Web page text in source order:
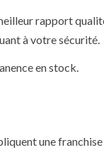
rapport
à votre sécurité.
en stock.
une